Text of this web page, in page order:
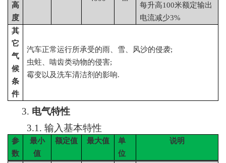
高
度
每升高100米额定输出
电流减少3%
其
它
气
候
条
件
汽车正常运行所承受的雨、雪、风沙的侵袭;
虫蛀、啮齿类动物的侵害;
霉变以及洗车清洁剂的影响.
3. 电气特性
3.1. 输入基本特性
参
数
最小
值
额定值 最大值
单
位
说明